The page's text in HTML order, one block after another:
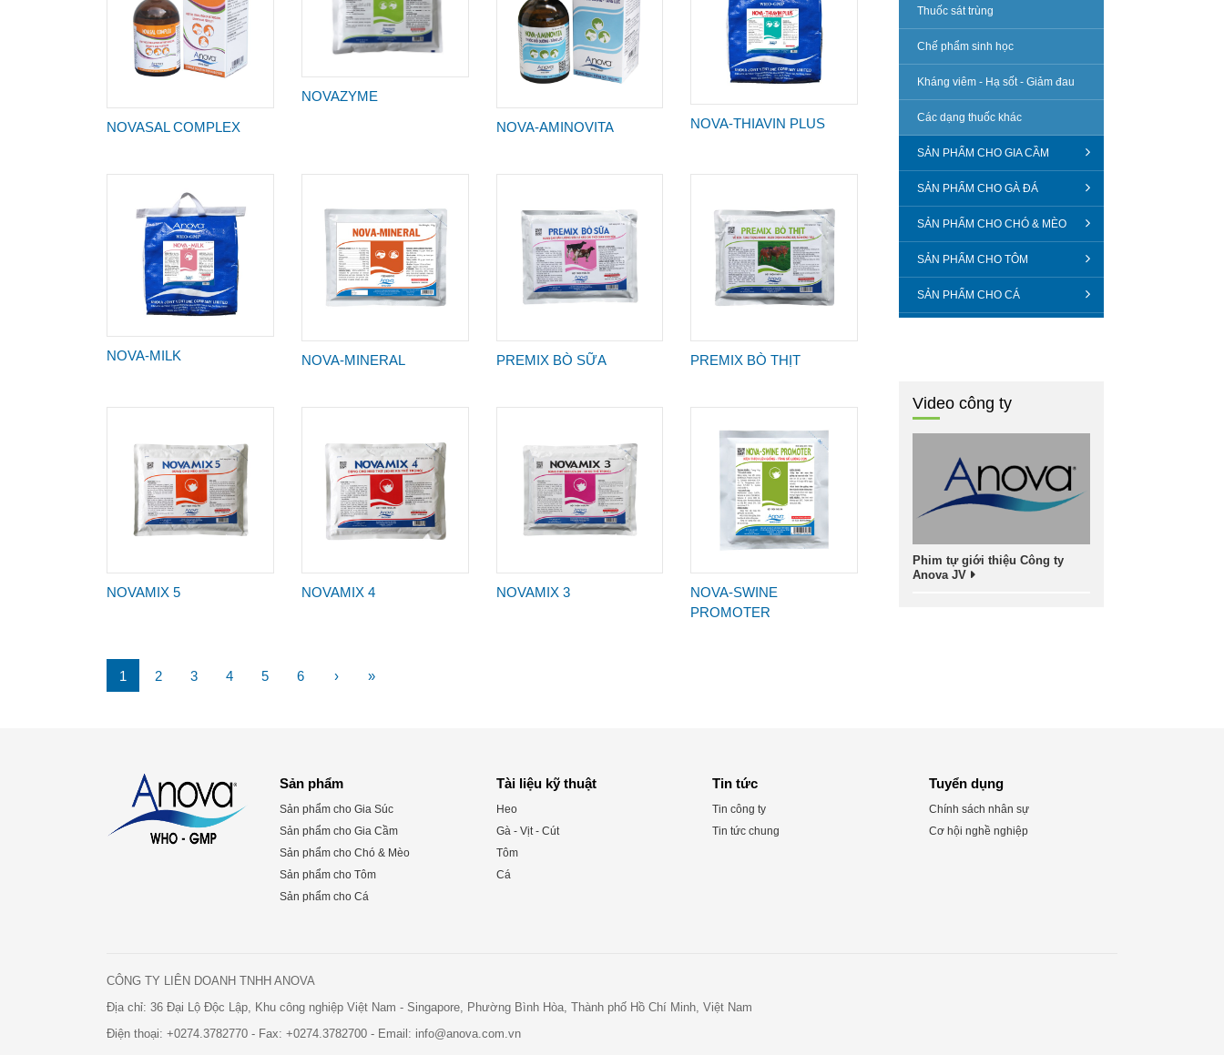
NOVASAL COMPLEX
NOVAZYME
NOVA-AMINOVITA
NOVA-THIAVIN PLUS
NOVA-MILK NOVA-MINERAL PREMIX BÒ SỮA PREMIX BÒ THỊT
NOVAMIX 5 NOVAMIX 4 NOVAMIX 3
NOVA-SWINE
PROMOTER
1 2 3 4 5 6 › »
Thuốc sát trùng
Chế phẩm sinh học
Kháng viêm - Hạ sốt - Giảm đau
Các dạng thuốc khác
SẢN PHẨM CHO GIA CẦM
SẢN PHẨM CHO GÀ ĐÁ
SẢN PHẨM CHO CHÓ & MÈO
SẢN PHẨM CHO TÔM
SẢN PHẨM CHO CÁ
Video công ty
Phim tự giới thiệu Công ty
Anova JV
Sản phẩm
Sản phẩm cho Gia Súc
Sản phẩm cho Gia Cầm
Sản phẩm cho Chó & Mèo
Sản phẩm cho Tôm
Sản phẩm cho Cá
Tài liệu kỹ thuật
Heo
Gà - Vịt - Cút
Tôm
Cá
Tin tức
Tin công ty
Tin tức chung
Tuyển dụng
Chính sách nhân sự
Cơ hội nghề nghiệp
CÔNG TY LIÊN DOANH TNHH ANOVA
Địa chỉ: 36 Đại Lộ Độc Lập, Khu công nghiệp Việt Nam - Singapore, Phường Bình Hòa, Thành phố Hồ Chí Minh, Việt Nam
Điện thoại: +0274.3782770 - Fax: +0274.3782700 - Email: info@anova.com.vn